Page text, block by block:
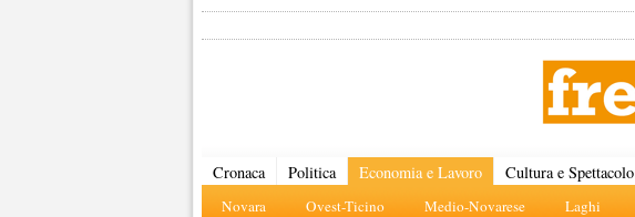
Cronaca Politica Economia e Lavoro
Novara Ovest-Ticino Medio-Novarese Laghi
Cultura e Spettacolo